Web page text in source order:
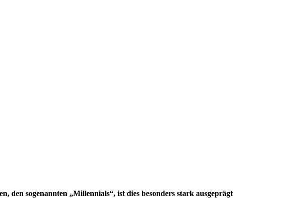
den sogenannten „Millennials“, ist dies besonders stark ausgeprägt